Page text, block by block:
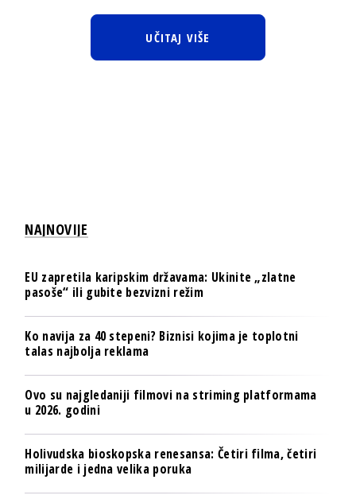
UČITAJ VIŠE
NAJNOVIJE
EU zapretila karipskim državama: Ukinite „zlatne
pasoše“ ili gubite bezvizni režim
Ko navija za 40 stepeni? Biznisi kojima je toplotni
talas najbolja reklama
Ovo su najgledaniji filmovi na striming platformama
u 2026. godini
Holivudska bioskopska renesansa: Četiri filma, četiri
milijarde i jedna velika poruka